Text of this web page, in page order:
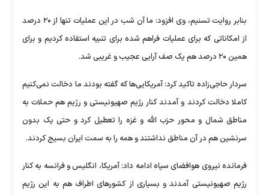
بنابر روایت تسنیم، وی افزود: ما آن شب در این عملیات تنها از ۲۰ درصد
از امکاناتی که برای عملیات فراهم شده برای تنبیه استفاده کردیم و برای
همین ۲۰ درصد هم یک صف آرایی عجیب و غریبی شد.
سردار حاجی‌زاده تاکید کرد: آمریکایی‌ها که گفته بودند ما دخالت نمی‌کنیم
کاملا دخالت کردند و آمدند کنار رژیم صهیونیستی و رژیم هم حملات به
مناطق شمال و محور حزب الله و غزه را تعطیل کرد و حتی یک بدون
سرنشین هم در آن مناطق نداشتند و همه را به سمت ایران بسیج کردند.
فرمانده نیروی هوافضای سپاه ادامه داد: آمریکا، انگلیس و فرانسه به کنار
رژیم صهیونیستی آمدند و بسیاری از کشور‌های اطراف هم به این رژیم